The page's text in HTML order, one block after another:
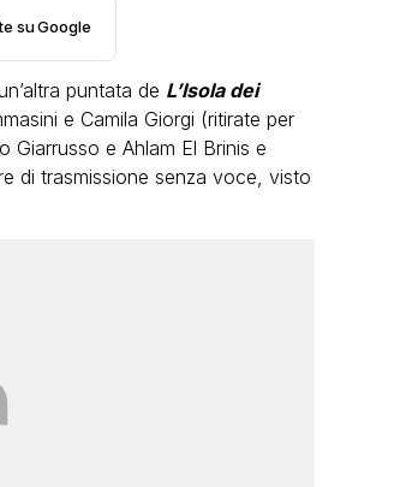
su Google
puntata de L’Isola dei
e Camila Giorgi (ritirate per
Giarrusso e Ahlam El Brinis e
di trasmissione senza voce, visto